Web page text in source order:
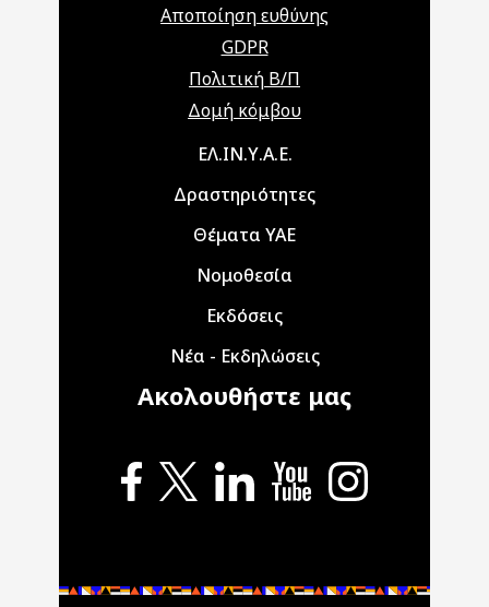
Αποποίηση ευθύνης
GDPR
Πολιτική Β/Π
Δομή κόμβου
Main navigationΕΛ.ΙΝ.Υ.Α.Ε.
Δραστηριότητες
Θέματα ΥΑΕ
Νομοθεσία
Εκδόσεις
Νέα - Εκδηλώσεις
Ακολουθήστε μας